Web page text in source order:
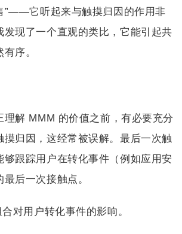
”——它听起来与触摸归因的作用非
发现了一个直观的类比，它能引起共
序。
理解 MMM 的价值之前，有必要充分
摸归因，这经常被误解。最后一次触
够跟踪用户在转化事件（例如应用安
后一次接触点。
对用户转化事件的影响。